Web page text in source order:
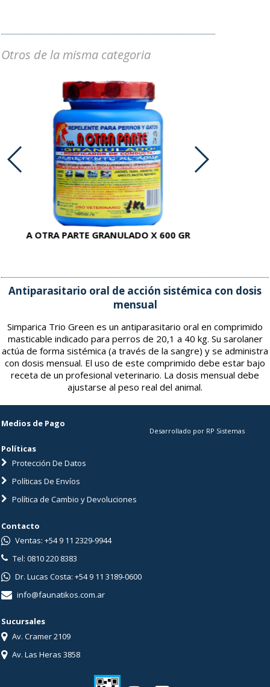
Otros de la misma categoria
A OTRA PARTE GRANULADO X 600 GR
Antiparasitario oral de acción sistémica con dosis
mensual
Simparica Trio Green es un antiparasitario oral en comprimido
masticable indicado para perros de 20,1 a 40 kg. Su sarolaner
actúa de forma sistémica (a través de la sangre) y se administra
con dosis mensual. El uso de este comprimido debe estar bajo
receta de un profesional veterinario. La dosis mensual debe
ajustarse al peso real del animal.
Medios de Pago
Políticas
Protección De Datos
Políticas De Envíos
Política de Cambio y Devoluciones
Desarrollado por RP Sistemas
Contacto
Ventas: +54 9 11 2329-9944
Tel: 0810 220 8383
Dr. Lucas Costa: +54 9 11 3189-0600
info@faunatikos.com.ar
Sucursales
Av. Cramer 2109
Av. Las Heras 3858